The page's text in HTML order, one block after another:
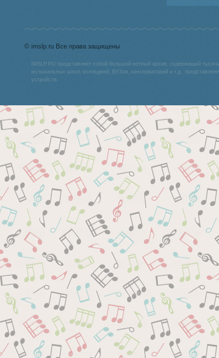
© imslp.ru Все права защищены
IMSLP.RU представляет собой большой нотный архив, содержащий
музыкальных школ, колледжей, ВУЗов, консерваторий и т.д.,
устройств.